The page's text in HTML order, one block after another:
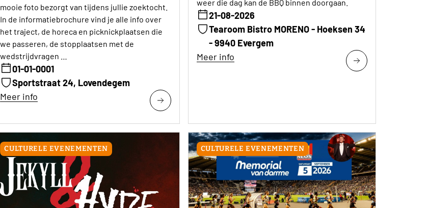
mooie foto bezorgt van tijdens jullie zoektocht.
In de informatiebrochure vind je alle info over
het traject, de horeca en picknickplaatsen die
we passeren, de stopplaatsen met de
wedstrijdvragen …
01-01-0001
Sportstraat 24, Lovendegem
Meer info
21-08-2026
Tearoom Bistro MORENO - Hoeksen 34
- 9940 Evergem
Meer info
CULTURELE EVENEMENTEN CULTURELE EVENEMENTEN